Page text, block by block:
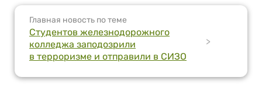
Главная новость по теме
Студентов железнодорожного
колледжа заподозрили
в терроризме и отправили в СИЗО
>